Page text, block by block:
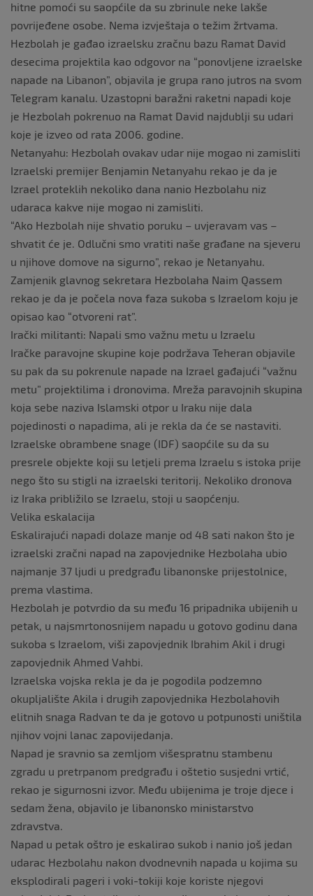
hitne pomoći su saopćile da su zbrinule neke lakše
povrijeđene osobe. Nema izvještaja o težim žrtvama.
Hezbolah je gađao izraelsku zračnu bazu Ramat David
desecima projektila kao odgovor na “ponovljene izraelske
napade na Libanon”, objavila je grupa rano jutros na svom
Telegram kanalu. Uzastopni baražni raketni napadi koje
je Hezbolah pokrenuo na Ramat David najdublji su udari
koje je izveo od rata 2006. godine.
Netanyahu: Hezbolah ovakav udar nije mogao ni zamisliti
Izraelski premijer Benjamin Netanyahu rekao je da je
Izrael proteklih nekoliko dana nanio Hezbolahu niz
udaraca kakve nije mogao ni zamisliti.
“Ako Hezbolah nije shvatio poruku – uvjeravam vas –
shvatit će je. Odlučni smo vratiti naše građane na sjeveru
u njihove domove na sigurno”, rekao je Netanyahu.
Zamjenik glavnog sekretara Hezbolaha Naim Qassem
rekao je da je počela nova faza sukoba s Izraelom koju je
opisao kao “otvoreni rat”.
Irački militanti: Napali smo važnu metu u Izraelu
Iračke paravojne skupine koje podržava Teheran objavile
su pak da su pokrenule napade na Izrael gađajući “važnu
metu” projektilima i dronovima. Mreža paravojnih skupina
koja sebe naziva Islamski otpor u Iraku nije dala
pojedinosti o napadima, ali je rekla da će se nastaviti.
Izraelske obrambene snage (IDF) saopćile su da su
presrele objekte koji su letjeli prema Izraelu s istoka prije
nego što su stigli na izraelski teritorij. Nekoliko dronova
iz Iraka približilo se Izraelu, stoji u saopćenju.
Velika eskalacija
Eskalirajući napadi dolaze manje od 48 sati nakon što je
izraelski zračni napad na zapovjednike Hezbolaha ubio
najmanje 37 ljudi u predgrađu libanonske prijestolnice,
prema vlastima.
Hezbolah je potvrdio da su među 16 pripadnika ubijenih u
petak, u najsmrtonosnijem napadu u gotovo godinu dana
sukoba s Izraelom, viši zapovjednik Ibrahim Akil i drugi
zapovjednik Ahmed Vahbi.
Izraelska vojska rekla je da je pogodila podzemno
okupljalište Akila i drugih zapovjednika Hezbolahovih
elitnih snaga Radvan te da je gotovo u potpunosti uništila
njihov vojni lanac zapovijedanja.
Napad je sravnio sa zemljom višespratnu stambenu
zgradu u pretrpanom predgrađu i oštetio susjedni vrtić,
rekao je sigurnosni izvor. Među ubijenima je troje djece i
sedam žena, objavilo je libanonsko ministarstvo
zdravstva.
Napad u petak oštro je eskalirao sukob i nanio još jedan
udarac Hezbolahu nakon dvodnevnih napada u kojima su
eksplodirali pageri i voki-tokiji koje koriste njegovi